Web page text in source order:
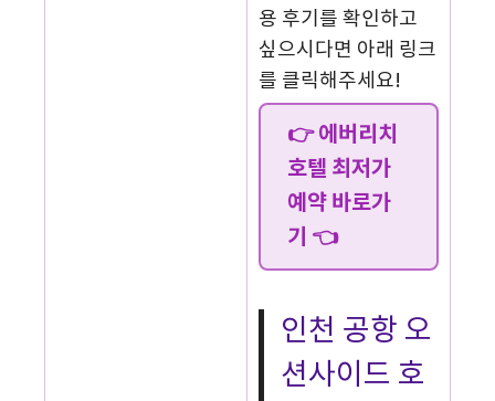
용 후기를 확인하고
싶으시다면 아래 링크
를 클릭해주세요!
👉 에버리치
호텔 최저가
예약 바로가
기 👈
인천 공항 오
션사이드 호